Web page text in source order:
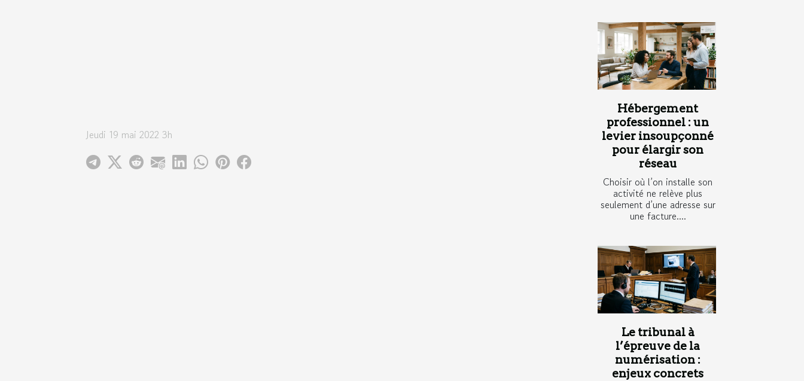
Jeudi 19 mai 2022 3h
Hébergement
professionnel : un
levier insoupçonné
pour élargir son
réseau
Choisir où l’on installe son
activité ne relève plus
seulement d’une adresse sur
une facture....
Le tribunal à
l’épreuve de la
numérisation :
enjeux concrets